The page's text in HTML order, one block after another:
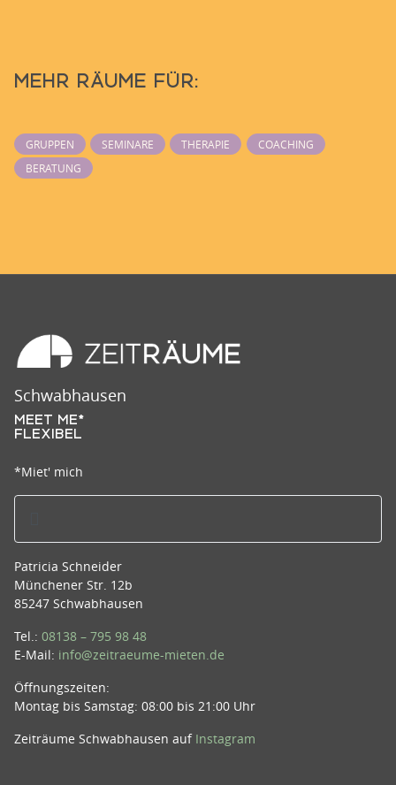
MEHR RÄUME FÜR:
GRUPPEN SEMINARE THERAPIE
COACHING
BERATUNG
Schwabhausen
MEET ME*
FLEXIBEL
*Miet' mich
Patricia Schneider
Münchener Str. 12b
85247 Schwabhausen
Tel.: 08138 – 795 98 48
E-Mail: info@zeitraeume-mieten.de
Öffnungszeiten:
Montag bis Samstag: 08:00 bis 21:00 Uhr
Zeiträume Schwabhausen auf Instagram